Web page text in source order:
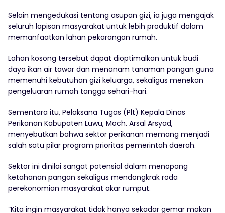
Selain mengedukasi tentang asupan gizi, ia juga mengajak
seluruh lapisan masyarakat untuk lebih produktif dalam
memanfaatkan lahan pekarangan rumah.
Lahan kosong tersebut dapat dioptimalkan untuk budi
daya ikan air tawar dan menanam tanaman pangan guna
memenuhi kebutuhan gizi keluarga, sekaligus menekan
pengeluaran rumah tangga sehari-hari.
Sementara itu, Pelaksana Tugas (Plt) Kepala Dinas
Perikanan Kabupaten Luwu, Moch. Arsal Arsyad,
menyebutkan bahwa sektor perikanan memang menjadi
salah satu pilar program prioritas pemerintah daerah.
Sektor ini dinilai sangat potensial dalam menopang
ketahanan pangan sekaligus mendongkrak roda
perekonomian masyarakat akar rumput.
“Kita ingin masyarakat tidak hanya sekadar gemar makan